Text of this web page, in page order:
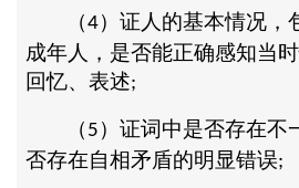
（4）证人的基本情况，
成年人，是否能正确感知当
回忆、表述;
（ 5 ）证词中是否存在不
否存在自相矛盾的明显错误;